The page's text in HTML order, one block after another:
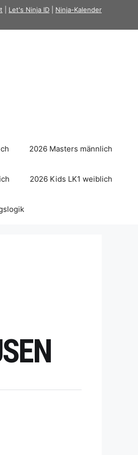
Let's Ninja ID Ninja-Kalender
2026 Masters männlich
2026 Kids LK1 weiblich